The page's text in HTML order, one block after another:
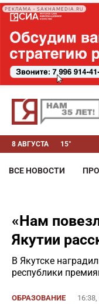
РЕКЛАМА • SAKHAMEDIA.RU
8 АВГУСТА 15°
ВСЕ НОВОСТИ
«Нам
Якутии
В Якутске
республики
ОБРАЗОВАНИЕ